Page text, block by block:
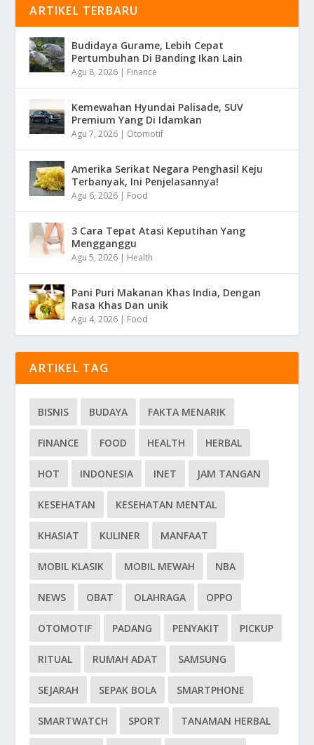
ARTIKEL TERBARU
Budidaya Gurame, Lebih Cepat
Pertumbuhan Di Banding Ikan Lain
Agu 8, 2026 | Finance
Kemewahan Hyundai Palisade, SUV
Premium Yang Di Idamkan
Agu 7, 2026 | Otomotif
Amerika Serikat Negara Penghasil Keju
Terbanyak, Ini Penjelasannya!
Agu 6, 2026 | Food
3 Cara Tepat Atasi Keputihan Yang
Mengganggu
Agu 5, 2026 | Health
Pani Puri Makanan Khas India, Dengan
Rasa Khas Dan unik
Agu 4, 2026 | Food
ARTIKEL TAG
BISNIS BUDAYA FAKTA MENARIK
FINANCE FOOD HEALTH HERBAL
HOT INDONESIA INET JAM TANGAN
KESEHATAN KESEHATAN MENTAL
KHASIAT KULINER MANFAAT
MOBIL KLASIK MOBIL MEWAH NBA
NEWS OBAT OLAHRAGA OPPO
OTOMOTIF PADANG PENYAKIT PICKUP
RITUAL RUMAH ADAT SAMSUNG
SEJARAH SEPAK BOLA SMARTPHONE
SMARTWATCH SPORT TANAMAN HERBAL